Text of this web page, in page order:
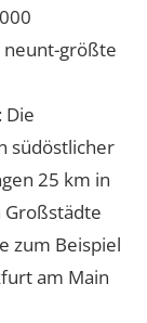
neunt-größte
Die
südöstlicher
25 km in
Großstädte
zum Beispiel
am Main